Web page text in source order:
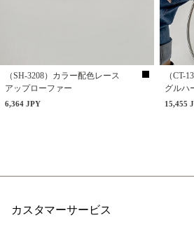
（SH-3208）カラー配色レース
アップローファー
6,364 JPY
（CT-
グルハ
15,455
カスタマーサービス